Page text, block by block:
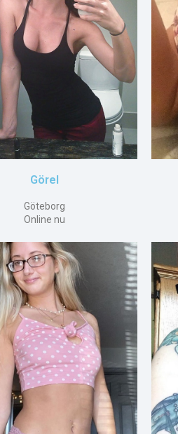
Görel
Göteborg
Online nu